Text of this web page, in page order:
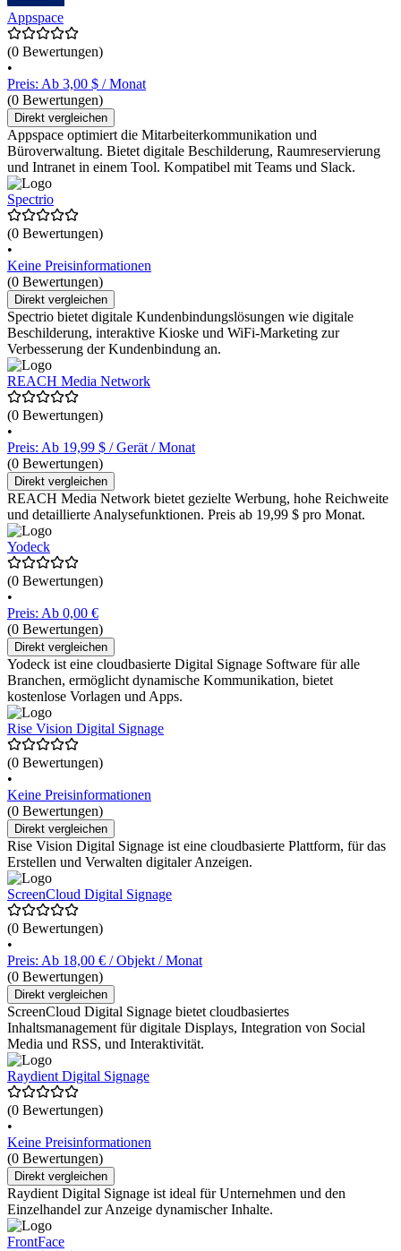
Appspace
(0 Bewertungen)
•
Preis: Ab 3,00 $ / Monat
(0 Bewertungen)
Direkt vergleichen
Appspace optimiert die Mitarbeiterkommunikation und
Büroverwaltung. Bietet digitale Beschilderung, Raumreservierung
und Intranet in einem Tool. Kompatibel mit Teams und Slack.
Spectrio
(0 Bewertungen)
•
Keine Preisinformationen
(0 Bewertungen)
Direkt vergleichen
Spectrio bietet digitale Kundenbindungslösungen wie digitale
Beschilderung, interaktive Kioske und WiFi-Marketing zur
Verbesserung der Kundenbindung an.
REACH Media Network
(0 Bewertungen)
•
Preis: Ab 19,99 $ / Gerät / Monat
(0 Bewertungen)
Direkt vergleichen
REACH Media Network bietet gezielte Werbung, hohe Reichweite
und detaillierte Analysefunktionen. Preis ab 19,99 $ pro Monat.
Yodeck
(0 Bewertungen)
•
Preis: Ab 0,00 €
(0 Bewertungen)
Direkt vergleichen
Yodeck ist eine cloudbasierte Digital Signage Software für alle
Branchen, ermöglicht dynamische Kommunikation, bietet
kostenlose Vorlagen und Apps.
Rise Vision Digital Signage
(0 Bewertungen)
•
Keine Preisinformationen
(0 Bewertungen)
Direkt vergleichen
Rise Vision Digital Signage ist eine cloudbasierte Plattform, für das
Erstellen und Verwalten digitaler Anzeigen.
ScreenCloud Digital Signage
(0 Bewertungen)
•
Preis: Ab 18,00 € / Objekt / Monat
(0 Bewertungen)
Direkt vergleichen
ScreenCloud Digital Signage bietet cloudbasiertes
Inhaltsmanagement für digitale Displays, Integration von Social
Media und RSS, und Interaktivität.
Raydient Digital Signage
(0 Bewertungen)
•
Keine Preisinformationen
(0 Bewertungen)
Direkt vergleichen
Raydient Digital Signage ist ideal für Unternehmen und den
Einzelhandel zur Anzeige dynamischer Inhalte.
FrontFace